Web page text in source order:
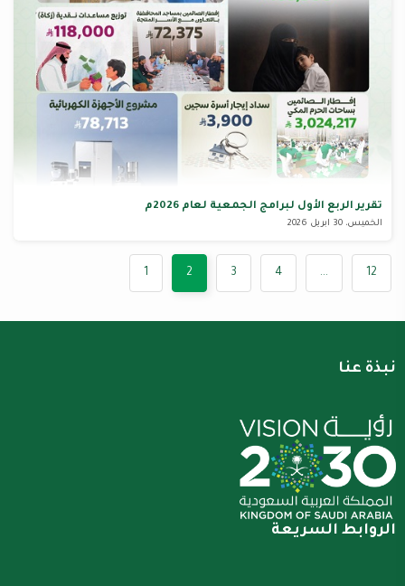
تقرير الربع الأول لبرامج الجمعية لعام 2026م
الخميس، 30 ابريل 2026
1 2 3 4 ... 12
نبذة عنا
الروابط السريعة